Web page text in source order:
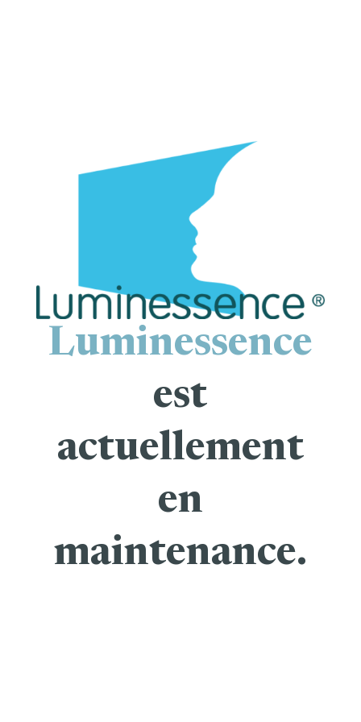
Luminessence
est
actuellement
en
maintenance.